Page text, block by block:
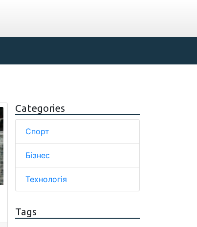
Categories
Спорт
Бізнес
Технологія
Tags